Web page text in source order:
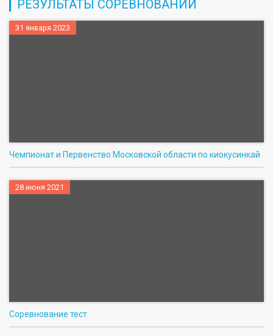
РЕЗУЛЬТАТЫ СОРЕВНОВАНИЙ
31 января 2023
Чемпионат и Первенство Московской области по киокусинкай
28 июня 2021
Соревнование тест